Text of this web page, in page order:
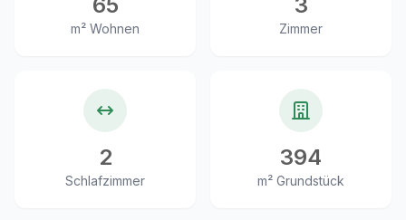
m² Wohnen Zimmer
2
Schlafzimmer
394
m² Grundstück